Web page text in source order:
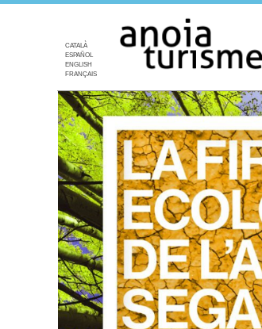
CATALÀ
ESPAÑOL
ENGLISH
FRANÇAIS